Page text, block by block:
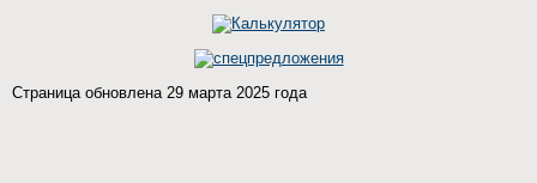
Страница обновлена 29 марта 2025 года